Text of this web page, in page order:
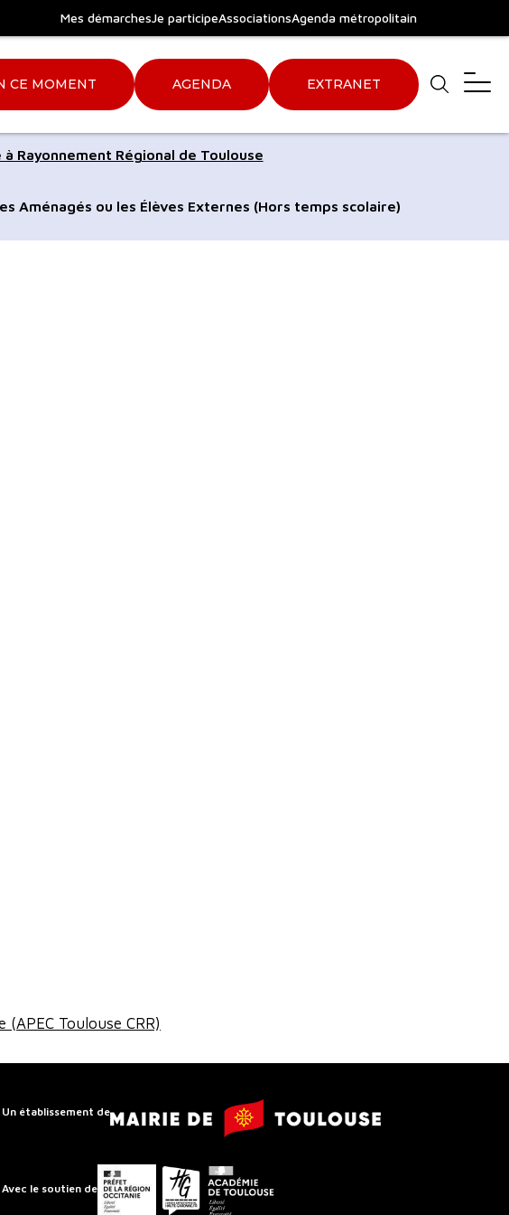
au
de
page
du
site
Mes démarchesJe participeAssociationsAgenda métropolitain
CE MOMENT AGENDA EXTRANET
Rayonnement Régional de Toulouse
Aménagés ou les Élèves Externes (Hors temps scolaire)
Toulouse CRR)
Un établissement de
Mairie
de
Avec le soutien de
Préfet
de
Conseil
départemental
Académie
de